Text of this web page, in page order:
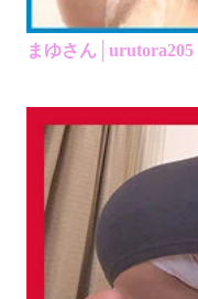
まゆさん│urutora205│